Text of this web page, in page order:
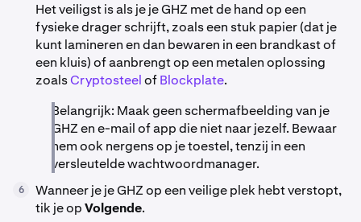
Het veiligst is als je je GHZ met de hand op een
fysieke drager schrijft, zoals een stuk papier (dat je
kunt lamineren en dan bewaren in een brandkast of
een kluis) of aanbrengt op een metalen oplossing
zoalsCryptosteelofBlockplate.
Belangrijk: Maak geen schermafbeelding van je
GHZ en e-mail of app die niet naar jezelf. Bewaar
hem ook nergens op je toestel, tenzij in een
versleutelde wachtwoordmanager.
6
Wanneer je je GHZ op een veilige plek hebt verstopt,
tik je opVolgende.